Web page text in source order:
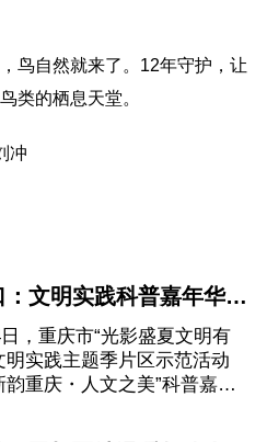
鸟自然就来了。12年守护，让
类的栖息天堂。
冲
城口：文明实践科普嘉年华活动启幕
，重庆市“光影盛夏文明有
明实践主题季片区示范活动
韵重庆・人文之美”科普嘉年